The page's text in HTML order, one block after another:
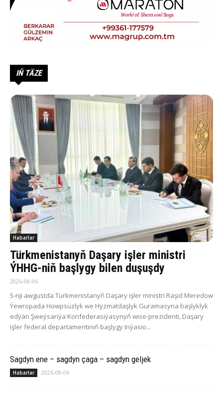
IŇ TÄZE
Habarlar
Türkmenistanyň Daşary işler ministri
ÝHHG-niň başlygy bilen duşuşdy
2026-08-06
5-nji awgustda Türkmenistanyň Daşary işler ministri Raşid Meredow
Ýewropada Howpsuzlyk we Hyzmatdaşlyk Guramasyna başlyklyk
edýän Şweýsariýa Konfederasiýasynyň wise-prezidenti, Daşary
işler federal departamentiniň başlygy Inýasio...
Sagdyn ene – sagdyn çaga – sagdyn geljek
Habarlar 2026-08-06